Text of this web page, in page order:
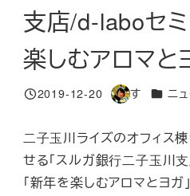
支店/d-laboセ
楽しむアロマと
投稿日
2019-12-20
著
す カテゴ
ニ
⼆⼦⽟川ライズのオフィス
せる「スルガ銀⾏⼆⼦⽟川
「新年を楽しむアロマとヨガ